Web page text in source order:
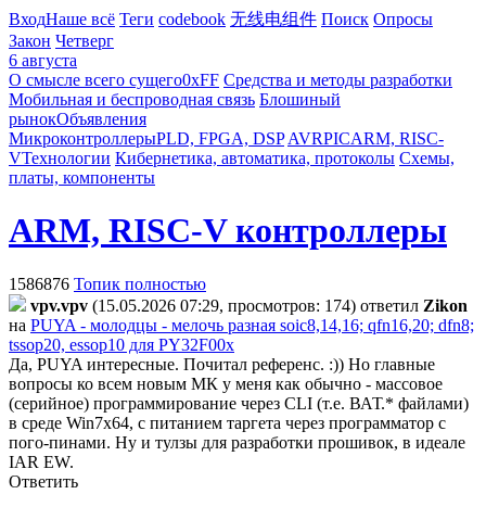
ВходНаше всё Теги codebook 无线电组件 Поиск Опросы
Закон Четверг
6 августа
О смысле всего сущего0xFF Средства и методы разработки
Мобильная и беспроводная связь Блошиный
рынокОбъявления
МикроконтроллерыPLD, FPGA, DSP AVRPICARM, RISC-
VТехнологии Кибернетика, автоматика, протоколы Схемы,
платы, компоненты
ARM, RISC-V контроллеры
1586876 Топик полностью
vpv.vpv (15.05.2026 07:29, просмотров: 174) ответил Zikon
на PUYA - молодцы - мелочь разная soic8,14,16; qfn16,20; dfn8;
tssop20, essop10 для PY32F00x
Да, PUYA интересные. Почитал референс. :)) Но главные
вопросы ко всем новым МК у меня как обычно - массовое
(серийное) программирование через CLI (т.е. ВАТ.* файлами)
в среде Win7x64, с питанием таргета через программатор с
пого-пинами. Ну и тулзы для разработки прошивок, в идеале
IAR EW.
Ответить